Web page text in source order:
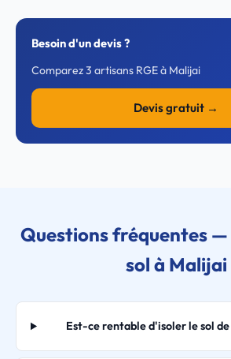
Besoin d'un devis ?
Comparez 3 artisans RGE à Malijai
Devis gratuit →
Questions fréquentes
sol à Malijai
Est-ce rentable d'isoler le sol de